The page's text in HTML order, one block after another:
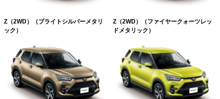
Z（2WD）（ブライトシルバーメタリ
ック）
Z（2WD）（ファイヤークォーツレッ
ドメタリック）